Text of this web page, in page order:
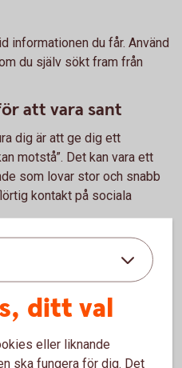
informationen du får. Använd
du själv sökt fram från
att vara sant
dig är att ge dig ett
motstå”. Det kan vara ett
som lovar stor och snabb
kontakt på sociala
om något känns för bra för
du litar på vad de tycker
ditt val
eller liknande
ska fungera för dig. Det